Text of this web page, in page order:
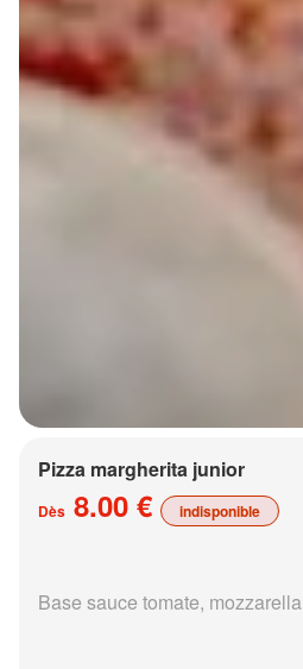
Pizza margherita junior
Dès 8.00 € indisponible
Base sauce tomate, mozzarella